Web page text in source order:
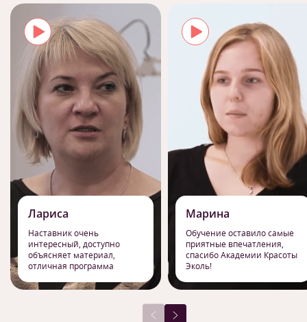
Лариса
Наставник очень
интересный, доступно
объясняет материал,
отличная программа
Марина
Обучение оставило самые
приятные впечатления,
спасибо Академии Красоты
Эколь!